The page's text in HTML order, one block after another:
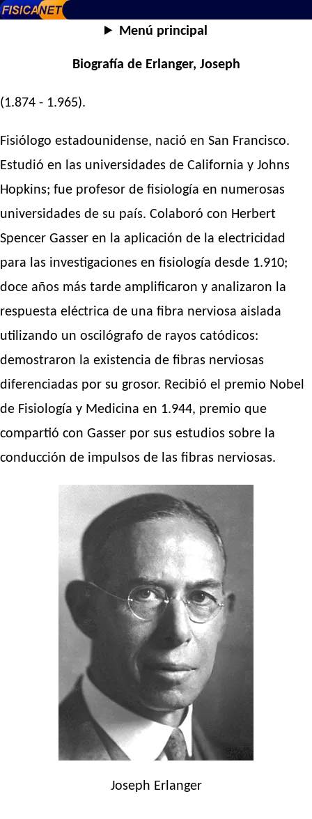
Menú principal
Biografía de Erlanger, Joseph
(1.874 - 1.965).
Fisiólogo estadounidense, nació en San Francisco.
Estudió en las universidades de California y Johns
Hopkins; fue profesor de fisiología en numerosas
universidades de su país. Colaboró con Herbert
Spencer Gasser en la aplicación de la electricidad
para las investigaciones en fisiología desde 1.910;
doce años más tarde amplificaron y analizaron la
respuesta eléctrica de una fibra nerviosa aislada
utilizando un oscilógrafo de rayos catódicos:
demostraron la existencia de fibras nerviosas
diferenciadas por su grosor. Recibió el premio Nobel
de Fisiología y Medicina en 1.944, premio que
compartió con Gasser por sus estudios sobre la
conducción de impulsos de las fibras nerviosas.
Joseph Erlanger